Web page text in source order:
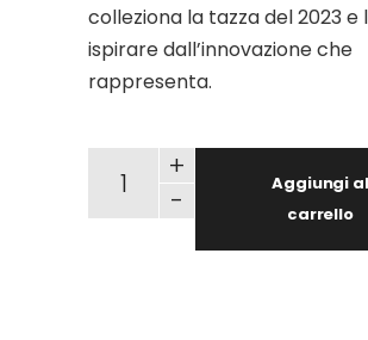
colleziona la tazza del 2023 e
ispirare dall’innovazione che
rappresenta.
EC Mug - theme 2023 - La
-
+
Aggiungi al
carrello